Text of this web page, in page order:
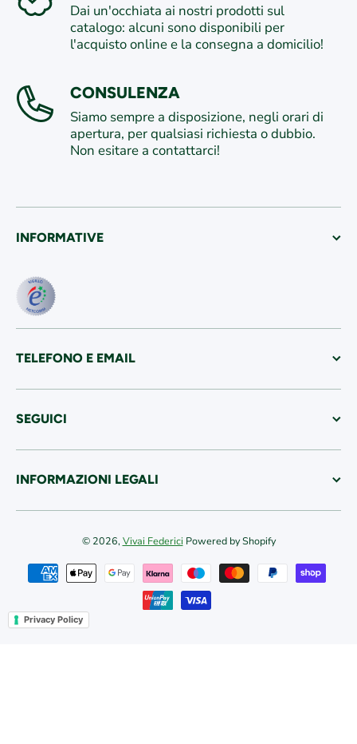
Dai un'occhiata ai nostri prodotti sul
catalogo: alcuni sono disponibili per
l'acquisto online e la consegna a domicilio!
CONSULENZA
Siamo sempre a disposizione, negli orari di
apertura, per qualsiasi richiesta o dubbio.
Non esitare a contattarci!
INFORMATIVE
TELEFONO E EMAIL
SEGUICI
INFORMAZIONI LEGALI
© 2026, Vivai Federici Powered by Shopify
Metodi di pagamento
Privacy Policy